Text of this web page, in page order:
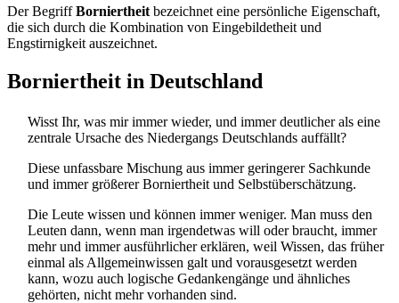
Der BegriffBorniertheit bezeichnet eine persönliche Eigenschaft,
die sich durch die Kombination von Eingebildetheit und
Engstirnigkeit auszeichnet.
Borniertheit in Deutschland
Wisst Ihr, was mir immer wieder, und immer deutlicher als eine
zentrale Ursache des Niedergangs Deutschlands auffällt?
Diese unfassbare Mischung aus immer geringerer Sachkunde
und immer größerer Borniertheit und Selbst­überschätzung.
Die Leute wissen und können immer weniger. Man muss den
Leuten dann, wenn man irgendetwas will oder braucht, immer
mehr und immer ausführlicher erklären, weil Wissen, das früher
einmal als Allgemein­wissen galt und vorausgesetzt werden
kann, wozu auch logische Gedankengänge und ähnliches
gehörten, nicht mehr vorhanden sind.